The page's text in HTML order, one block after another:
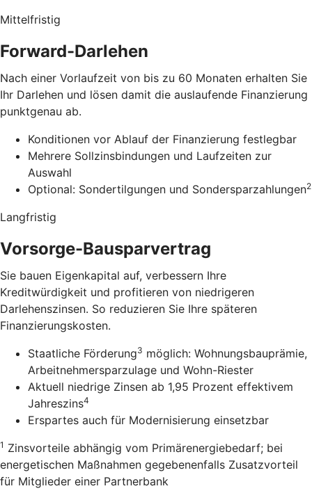
Mittelfristig
Forward-Darlehen
Nach einer Vorlaufzeit von bis zu 60 Monaten erhalten Sie
Ihr Darlehen und lösen damit die auslaufende Finanzierung
punktgenau ab.
Konditionen vor Ablauf der Finanzierung festlegbar
Mehrere Sollzinsbindungen und Laufzeiten zur
Auswahl
Optional: Sondertilgungen und Sondersparzahlungen2
Langfristig
Vorsorge-Bausparvertrag
Sie bauen Eigenkapital auf, verbessern Ihre
Kreditwürdigkeit und profitieren von niedrigeren
Darlehenszinsen. So reduzieren Sie Ihre späteren
Finanzierungskosten.
Staatliche Förderung3 möglich: Wohnungsbauprämie,
Arbeitnehmersparzulage und Wohn-Riester
Aktuell niedrige Zinsen ab 1,95 Prozent effektivem
Jahreszins4
Erspartes auch für Modernisierung einsetzbar
1 Zinsvorteile abhängig vom Primärenergiebedarf; bei
energetischen Maßnahmen gegebenenfalls Zusatzvorteil
für Mitglieder einer Partnerbank